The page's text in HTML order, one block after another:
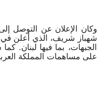
وكان الإعلان عن التوصل
شهباز شريف، الذي أعلن في
الجبهات، بما فيها لبنان.
على مساهمات المملكة